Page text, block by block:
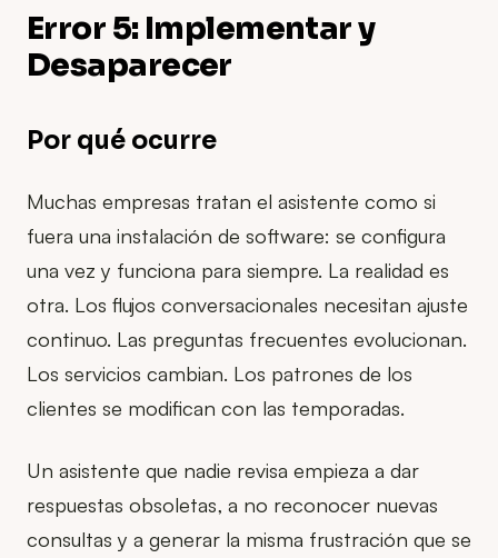
Error 5: Implementar y
Desaparecer
Por qué ocurre
Muchas empresas tratan el asistente como si
fuera una instalación de software: se configura
una vez y funciona para siempre. La realidad es
otra. Los flujos conversacionales necesitan ajuste
continuo. Las preguntas frecuentes evolucionan.
Los servicios cambian. Los patrones de los
clientes se modifican con las temporadas.
Un asistente que nadie revisa empieza a dar
respuestas obsoletas, a no reconocer nuevas
consultas y a generar la misma frustración que se